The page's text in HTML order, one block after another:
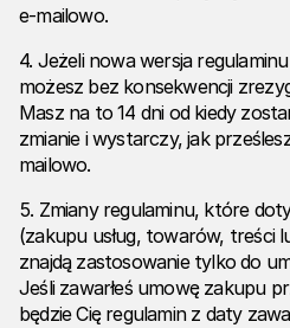
e-mailowo.
4. Jeżeli nowa wersja
możesz bez konsekwencji
Masz na to 14 dni od kiedy
zmianie i wystarczy, jak
mailowo.
5. Zmiany regulaminu, które
(zakupu usług, towarów, treści
znajdą zastosowanie tylko do
Jeśli zawarłeś umowę zakupu
będzie Cię regulamin z daty